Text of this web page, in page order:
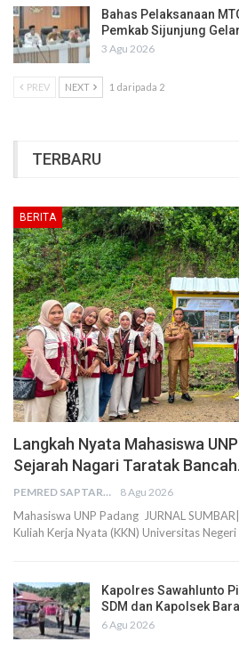
Bahas Pelaksanaan
Pemkab Sijunjung
3 Agu 2026
PREV NEXT 1 daripada 2
TERBARU
BERITA
Langkah Nyata Mahasiswa
Sejarah Nagari Taratak
PEMRED SAPTARIUS 8 Agu 2026
Mahasiswa UNP Padang JURNAL
Kuliah Kerja Nyata (KKN) Universitas
Kapolres Sawahlunto
SDM dan Kapolsek
6 Agu 2026